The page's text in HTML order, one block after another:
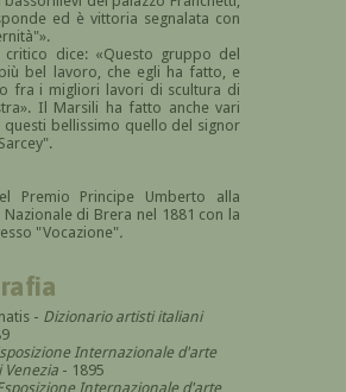
ed è vittoria segnalata con
critico dice: «Questo gruppo del
bel lavoro, che egli ha fatto, e
fra i migliori lavori di scultura di
Il Marsili ha fatto anche vari
questi bellissimo quello del signor
Premio Principe Umberto alla
Nazionale di Brera nel 1881 con la
"Vocazione".
- Dizionario artisti italiani
Internazionale d'arte
Venezia - 1895
Internazionale d'arte